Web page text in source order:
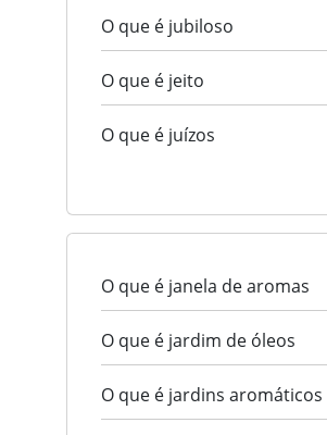
O que é jubiloso
O que é jeito
O que é juízos
O que é janela de aromas
O que é jardim de óleos
O que é jardins aromáticos